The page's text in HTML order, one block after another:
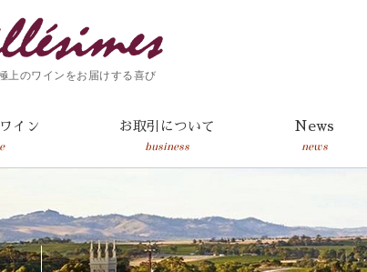
上のワインをお届けする喜び
イン お取引について
business
News
news